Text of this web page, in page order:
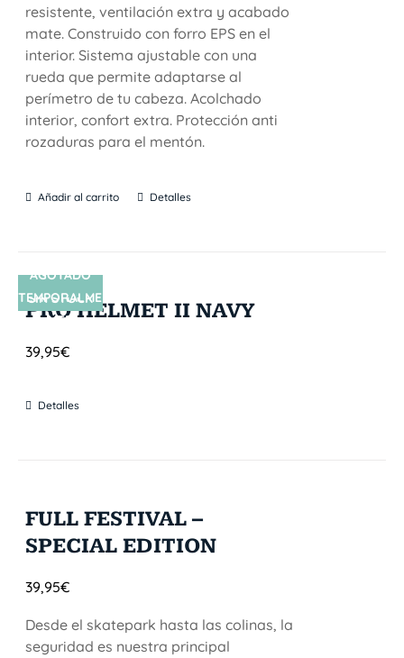
resistente, ventilación extra y acabado
mate. Construido con forro EPS en el
interior. Sistema ajustable con una
rueda que permite adaptarse al
perímetro de tu cabeza. Acolchado
interior, confort extra. Protección anti
rozaduras para el mentón.
Añadir al carrito Detalles
SIN STOCK
AGOTADO
TEMPORALME
NTE
PRO HELMET II NAVY
39,95€
Detalles
FULL FESTIVAL –
SPECIAL EDITION
39,95€
Desde el skatepark hasta las colinas, la
seguridad es nuestra principal